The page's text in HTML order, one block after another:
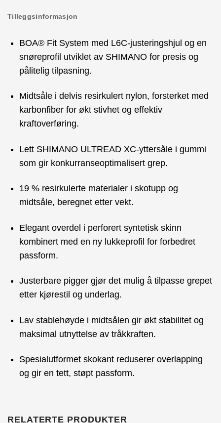
Tilleggsinformasjon
BOA® Fit System med L6C-justeringshjul og en
snøreprofil utviklet av SHIMANO for presis og
pålitelig tilpasning.
Midtsåle i delvis resirkulert nylon, forsterket med
karbonfiber for økt stivhet og effektiv
kraftoverføring.
Lett SHIMANO ULTREAD XC-yttersåle i gummi
som gir konkurranseoptimalisert grep.
19 % resirkulerte materialer i skotupp og
midtsåle, beregnet etter vekt.
Elegant overdel i perforert syntetisk skinn
kombinert med en ny lukkeprofil for forbedret
passform.
Justerbare pigger gjør det mulig å tilpasse grepet
etter kjørestil og underlag.
Lav stablehøyde i midtsålen gir økt stabilitet og
maksimal utnyttelse av tråkkraften.
Spesialutformet skokant reduserer overlapping
og gir en tett, støpt passform.
RELATERTE PRODUKTER